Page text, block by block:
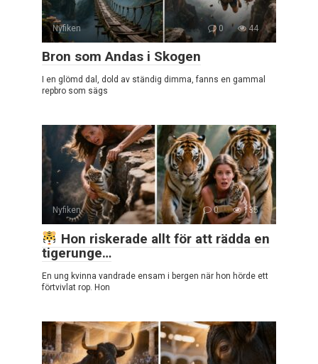
Nyfiken 0 44
Bron som Andas i Skogen
I en glömd dal, dold av ständig dimma, fanns en gammal
repbro som sägs
Nyfiken 0 135
Hon riskerade allt för att rädda en
tigerunge…
En ung kvinna vandrade ensam i bergen när hon hörde ett
förtvivlat rop. Hon